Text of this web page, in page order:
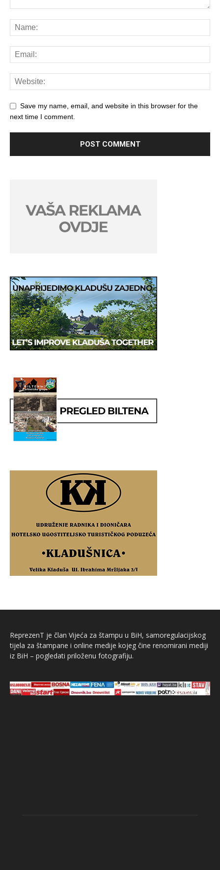
Save my name, email, and website in this browser for the
next time I comment.
ReprezenT je član Vijeća za štampu u BiH, samoregulacijskog
tijela za štampane i online medije kojeg čine renomirani mediji
iz BiH – pogledati priloženu fotografiju.